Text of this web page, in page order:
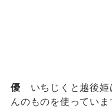
優 いちじくと越後姫
んのものを使ってい